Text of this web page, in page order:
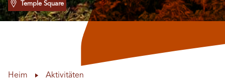
Temple Square
Heim Aktivitäten